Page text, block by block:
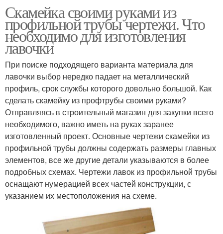
Скамейка своими руками из
профильной трубы чертежи. Что
необходимо для изготовления
лавочки
При поиске подходящего варианта материала для
лавочки выбор нередко падает на металлический
профиль, срок службы которого довольно большой. Как
сделать скамейку из профтрубы своими руками?
Отправляясь в строительный магазин для закупки всего
необходимого, важно иметь на руках заранее
изготовленный проект. Основные чертежи скамейки из
профильной трубы должны содержать размеры главных
элементов, все же другие детали указываются в более
подробных схемах. Чертежи лавок из профильной трубы
оснащают нумерацией всех частей конструкции, с
указанием их местоположения на схеме.